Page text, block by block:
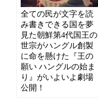
全ての民が文字を読
み書きできる国を夢
見た朝鮮第4代国王の
世宗がハングル創製
に命を懸けた『王の
願い ハングルの始ま
り』がいよいよ劇場
公開！